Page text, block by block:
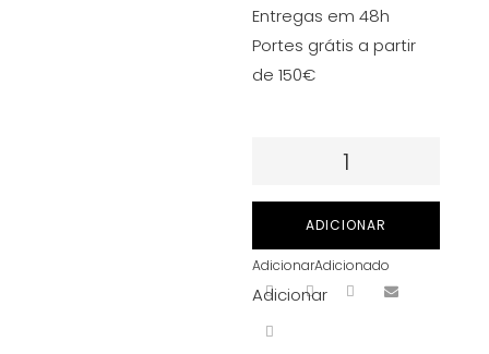
Entregas em 48h
Portes grátis a partir
de 150€
Quantidade
Helix
ADICIONAR
AdicionarAdicionado
Adicionar